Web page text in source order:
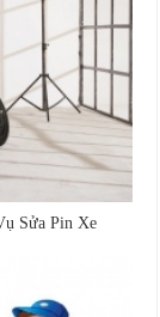
Sửa Pin Xe